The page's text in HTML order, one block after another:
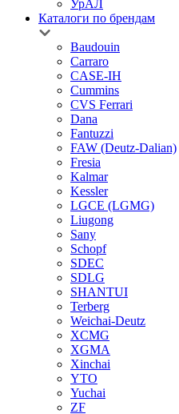
УрАЛ
Каталоги по брендам
Baudouin
Carraro
CASE-IH
Cummins
CVS Ferrari
Dana
Fantuzzi
FAW (Deutz-Dalian)
Fresia
Kalmar
Kessler
LGCE (LGMG)
Liugong
Sany
Schopf
SDEC
SDLG
SHANTUI
Terberg
Weichai-Deutz
XCMG
XGMA
Xinchai
YTO
Yuchai
ZF